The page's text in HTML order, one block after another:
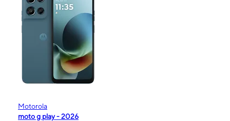
Motorola
moto g play - 2026